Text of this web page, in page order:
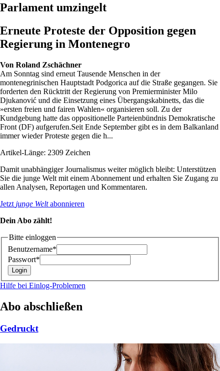
Parlament umzingelt
Erneute Proteste der Opposition gegen
Regierung in Montenegro
Von Roland Zschächner
Am Sonntag sind erneut Tausende Menschen in der
montenegrinischen Hauptstadt Podgorica auf die Straße gegangen. Sie
forderten den Rücktritt der Regierung von Premierminister Milo
Djukanović und die Einsetzung eines Übergangskabinetts, das die
»ersten freien und fairen Wahlen« organisieren soll. Zu der
Kundgebung hatte das oppositionelle Parteienbündnis Demokratische
Front (DF) aufgerufen.Seit Ende September gibt es in dem Balkanland
immer wieder Proteste gegen die h...
Artikel-Länge: 2309 Zeichen
Damit unabhängiger Journalismus weiter möglich bleibt: Unterstützen
Sie die junge Welt mit einem Abonnement und erhalten Sie Zugang zu
allen Analysen, Reportagen und Kommentaren.
Jetzt junge Weltabonnieren
Dein Abo zählt!
Bitte einloggen
Benutzername*
Passwort*
Hilfe bei Einlog-Problemen
Abo abschließen
Gedruckt